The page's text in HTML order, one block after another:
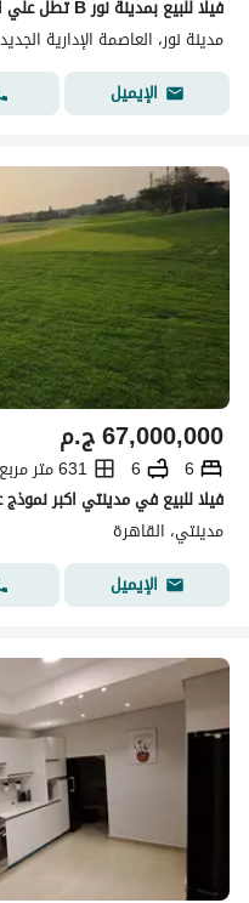
مدينة نور، العاصمة الإدارية
الإيميل
ج.م67,000,000
6
6
631 متر مربع
مدينتي، القاهرة
الإيميل